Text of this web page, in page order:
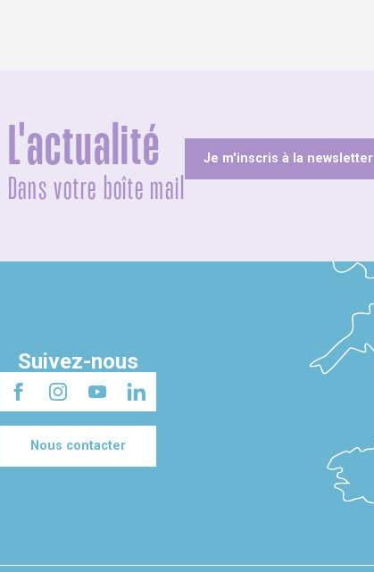
L'actualité
Dans votre boîte mail
Je m'inscris à la newsletter
Suivez-nous
Nous contacter